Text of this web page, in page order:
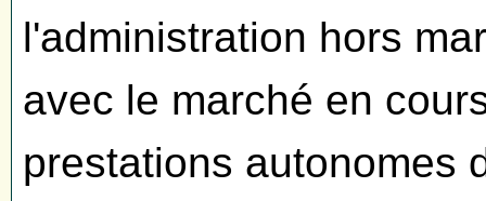
l'administration hors
avec le marché en
prestations autonomes